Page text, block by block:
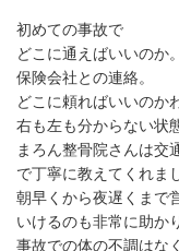
初めての事故で
どこに通えばいいのか。
保険会社との連絡。
どこに頼ればいいのか
右も左も分からない状
まろん整骨院さんは交
で丁寧に教えてくれま
朝早くから夜遅くまで
いけるのも非常に助か
事故での体の不調はな